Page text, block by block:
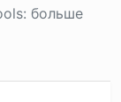
больше